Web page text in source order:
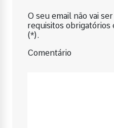
O seu email não vai
requisitos obrigatórios
(*).
Comentário